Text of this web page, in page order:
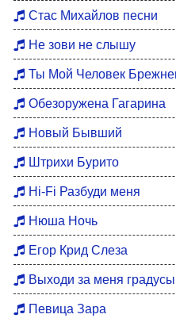
DFM Remix
Стас Михайлов песни
Не зови не слышу
Ты Мой Человек
Обезоружена Гагарина
Новый Бывший
Штрихи Бурито
Hi-Fi Разбуди меня
Нюша Ночь
Егор Крид Слеза
Выходи за меня градусы
Певица Зара